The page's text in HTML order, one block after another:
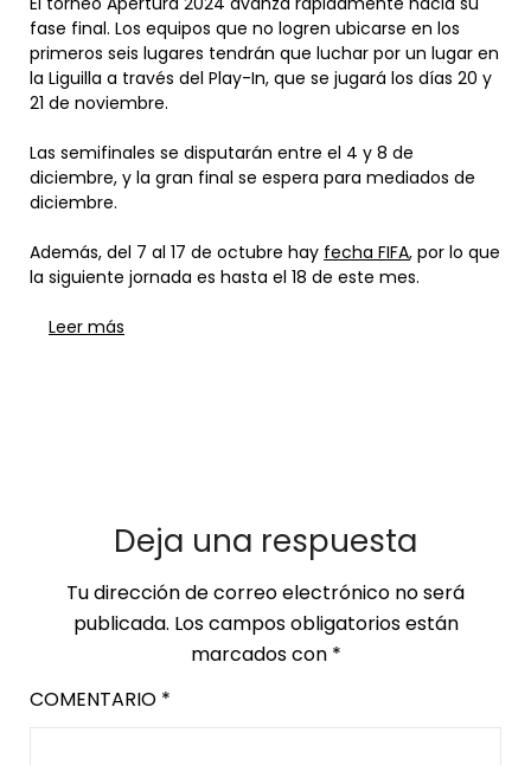
fase final. Los equipos que no logren ubicarse en los
primeros seis lugares tendrán que luchar por un lugar en
la Liguilla a través del Play-In, que se jugará los días 20 y
21 de noviembre.
Las semifinales se disputarán entre el 4 y 8 de
diciembre, y la gran final se espera para mediados de
diciembre.
Además, del 7 al 17 de octubre hay fecha FIFA, por lo que
la siguiente jornada es hasta el 18 de este mes.
Leer más
Deja una respuesta
Tu dirección de correo electrónico no será
publicada. Los campos obligatorios están
marcados con *
COMENTARIO *